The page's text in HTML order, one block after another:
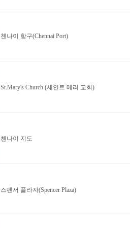
첸나이 항구(Chennai Port)
St.Mary's Church (세인트 메리 교회)
첸나이 지도
스펜서 플라자(Spencer Plaza)